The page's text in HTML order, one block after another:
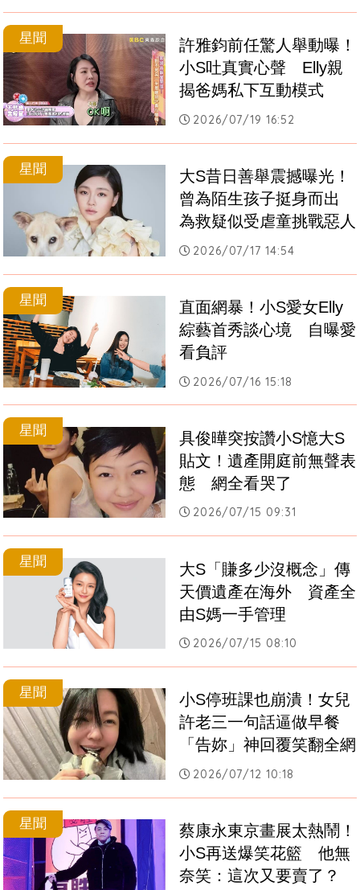
星聞
許雅鈞前任驚人舉動曝！
小S吐真實心聲　Elly親
揭爸媽私下互動模式
2026/07/19 16:52
星聞
大S昔日善舉震撼曝光！
曾為陌生孩子挺身而出
為救疑似受虐童挑戰惡人
2026/07/17 14:54
星聞
直面網暴！小S愛女Elly
綜藝首秀談心境　自曝愛
看負評
2026/07/16 15:18
星聞
具俊曄突按讚小S憶大S
貼文！遺產開庭前無聲表
態　網全看哭了
2026/07/15 09:31
星聞
大S「賺多少沒概念」傳
天價遺產在海外　資產全
由S媽一手管理
2026/07/15 08:10
星聞
小S停班課也崩潰！女兒
許老三一句話逼做早餐
「告妳」神回覆笑翻全網
2026/07/12 10:18
星聞
蔡康永東京畫展太熱鬧！
小S再送爆笑花籃　他無
奈笑：這次又要賣了？